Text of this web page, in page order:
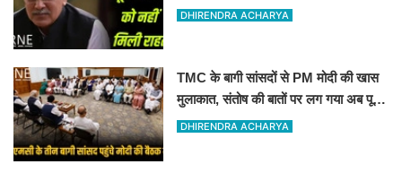
कर दिया
DHIRENDRA ACHARYA
TMC के बागी सांसदों से PM मोदी की खास
मुलाकात, संतोष की बातों पर लग गया अब पूरी
तरह विराम
DHIRENDRA ACHARYA